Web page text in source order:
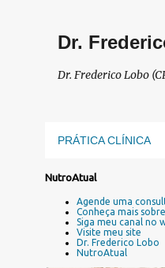
Dr.
Dr. Frederico Lobo
PRÁTICA CLÍNICA
P
NutroAtual
Agende uma
Conheça mais
Siga meu canal no
Visite meu site
Dr. Frederico Lobo
NutroAtual